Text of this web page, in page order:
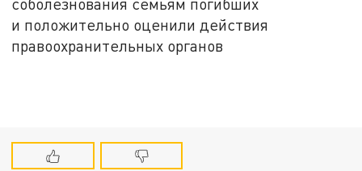
и положительно оценили действия
правоохранительных органов